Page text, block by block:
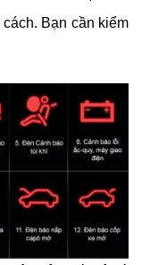
Bạn cần kiểm